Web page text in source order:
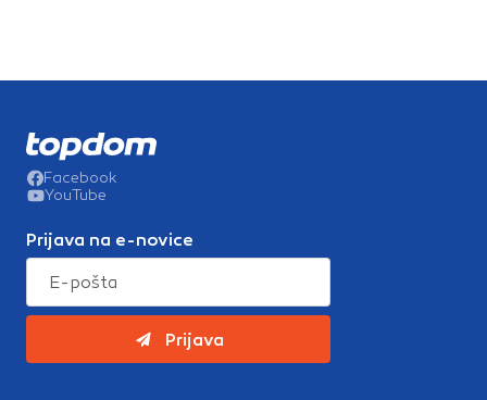
Facebook
YouTube
Prijava na e-novice
Prijava